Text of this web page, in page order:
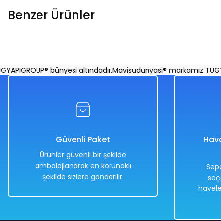
Benzer Ürünler
Bez Bebek Elif Pembe 60 Cm
469,00 TL
Bez Bebek 37 Cm
Bedava
bünyesi altındadır.Mavisudunyasi® markamız
Güvenli Paket
Ürünler güvenli bir şekilde
ambalajlanarak en korunaklı
şekilde sizlere gönderilir.